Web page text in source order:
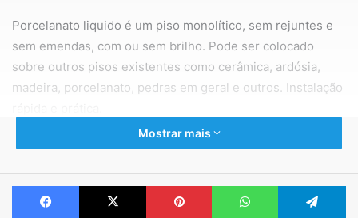
Porcelanato liquido é um piso monolítico, sem rejuntes e
sem emendas, com ou sem brilho. Pode ser colocado
sobre outros pisos existentes como cerâmica, ardósia,
madeira, porcelanato, pedras em geral e outros. Instalação
1 – Porcelanato Liquido
Monocromático – Única Cor!
Com ele você pode abusar das cores, colocar desde um
Mostrar mais
Facebook X Pinterest WhatsApp